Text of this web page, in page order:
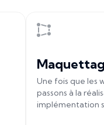
Une fois que les
passons à la
implémentation